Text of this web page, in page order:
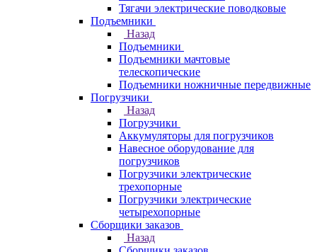
Тягачи электрические поводковые
Подъемники
Назад
Подъемники
Подъемники мачтовые
телескопические
Подъемники ножничные передвижные
Погрузчики
Назад
Погрузчики
Аккумуляторы для погрузчиков
Навесное оборудование для
погрузчиков
Погрузчики электрические
трехопорные
Погрузчики электрические
четырехопорные
Сборщики заказов
Назад